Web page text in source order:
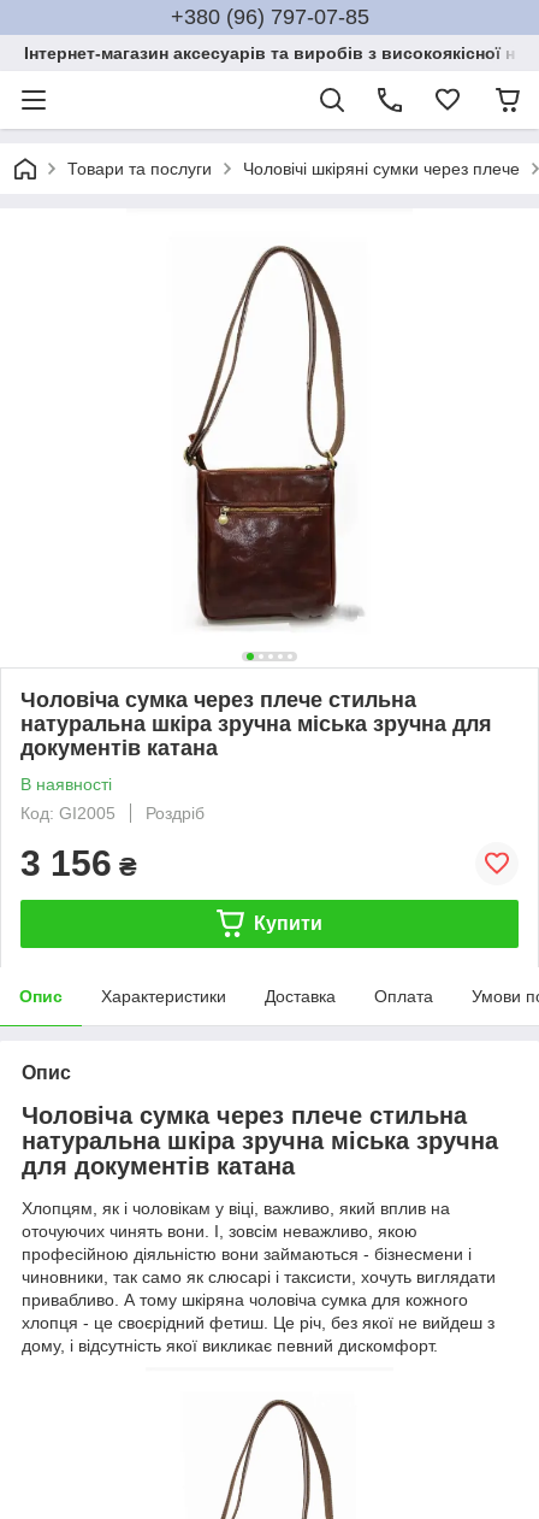
+380 (96) 797-07-85
Інтернет-магазин аксесуарів та виробів з високоякісної
Товари та послуги Чоловічі шкіряні сумки через плече
Чоловіча сумка через плече стильна
натуральна шкіра зручна міська зручна для
документів катана
В наявності
Код: GI2005
Роздріб
3 156 ₴
Купити
Опис Характеристики Доставка Оплата Умови
Опис
Чоловіча сумка через плече стильна
натуральна шкіра зручна міська зручна
для документів катана
Хлопцям, як і чоловікам у віці, важливо, який вплив на
оточуючих чинять вони. І, зовсім неважливо, якою
професійною діяльністю вони займаються - бізнесмени і
чиновники, так само як слюсарі і таксисти, хочуть виглядати
привабливо. А тому шкіряна чоловіча сумка для кожного
хлопця - це своєрідний фетиш. Це річ, без якої не вийдеш з
дому, і відсутність якої викликає певний дискомфорт.